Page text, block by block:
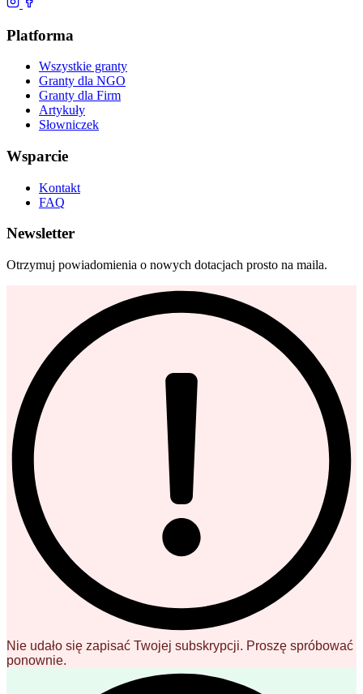
Platforma
Wszystkie granty
Granty dla NGO
Granty dla Firm
Artykuły
Słowniczek
Wsparcie
Kontakt
FAQ
Newsletter
Otrzymuj powiadomienia o nowych dotacjach prosto na maila.
Nie udało się zapisać Twojej subskrypcji. Proszę spróbować
ponownie.